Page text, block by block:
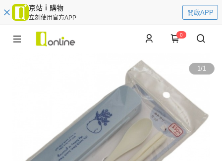
京站ｉ購物
立刻使用官方APP
開啟APP
0
1/1